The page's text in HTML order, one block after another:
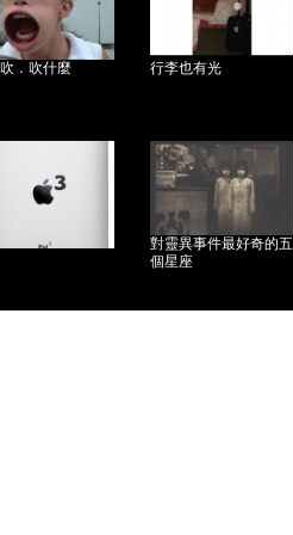
．吹什麼 行李也有光
對靈異事件最好奇的五
個星座